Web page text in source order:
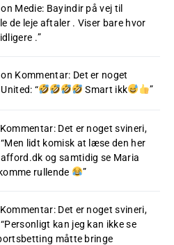
on Medie: Bayindir på vej til
de leje aftaler . Viser bare hvor
.”
on Kommentar: Det er noget
: “ Smart ikk ”
Kommentar: Det er noget svineri,
Men lidt komisk at læse den her
og samtidig se Maria
rullende
”
Kommentar: Det er noget svineri,
Personligt kan jeg kan ikke se
måtte bringe